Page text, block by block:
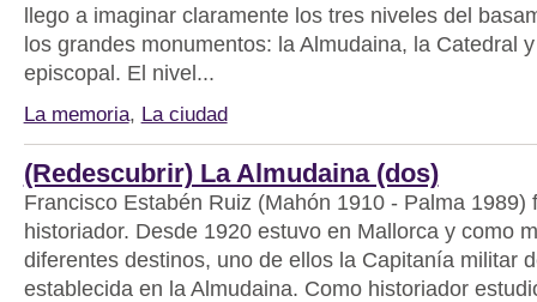
llego a imaginar claramente los tres niveles del
los grandes monumentos: la Almudaina, la Catedral
episcopal. El nivel...
La memoria, La ciudad
(Redescubrir) La Almudaina (dos)
Francisco Estabén Ruiz (Mahón 1910 - Palma 1989)
historiador. Desde 1920 estuvo en Mallorca y como
diferentes destinos, uno de ellos la Capitanía militar
establecida en la Almudaina. Como historiador